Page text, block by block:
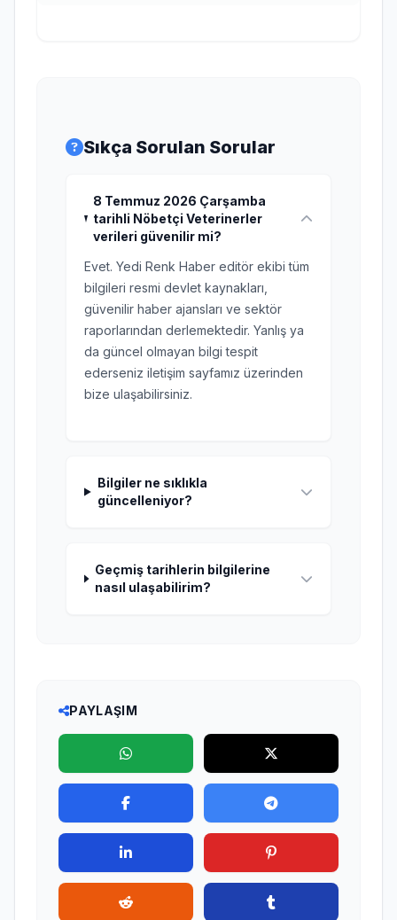
Sıkça Sorulan Sorular
8 Temmuz 2026 Çarşamba
tarihli Nöbetçi Veterinerler
verileri güvenilir mi?
Evet. Yedi Renk Haber editör ekibi tüm
bilgileri resmi devlet kaynakları,
güvenilir haber ajansları ve sektör
raporlarından derlemektedir. Yanlış ya
da güncel olmayan bilgi tespit
ederseniz iletişim sayfamız üzerinden
bize ulaşabilirsiniz.
Bilgiler ne sıklıkla
güncelleniyor?
Geçmiş tarihlerin bilgilerine
nasıl ulaşabilirim?
PAYLAŞIM